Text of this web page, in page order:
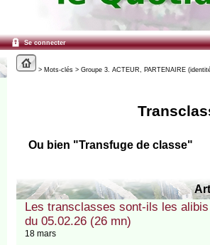
Se connecter
> Mots-clés > Groupe 3. ACTEUR, PARTENAIRE
Ou bien "Transfuge de classe"
Les transclasses sont-ils les
du 05.02.26 (26 mn)
18 mars